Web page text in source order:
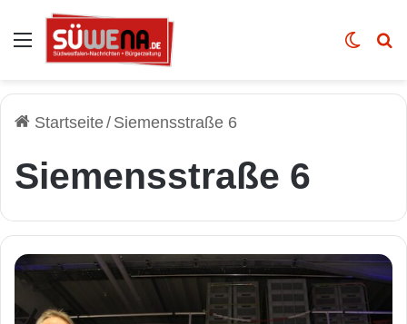
Auswahl Skin
Startseite/ Siemensstraße 6
Siemensstraße 6